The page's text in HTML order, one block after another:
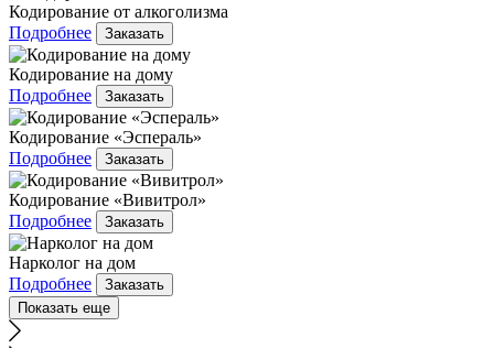
Кодирование от алкоголизма
Подробнее
Заказать
Кодирование на дому
Подробнее
Заказать
Кодирование «Эспераль»
Подробнее
Заказать
Кодирование «Вивитрол»
Подробнее
Заказать
Нарколог на дом
Подробнее
Заказать
Показать еще